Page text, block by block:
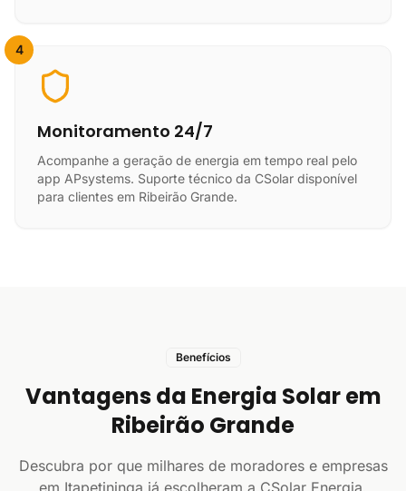
4
Monitoramento 24/7
Acompanhe a geração de energia em tempo real pelo
app APsystems. Suporte técnico da CSolar disponível
para clientes em Ribeirão Grande.
Benefícios
Vantagens da Energia Solar em
Ribeirão Grande
Descubra por que milhares de moradores e empresas
em Itapetininga já escolheram a CSolar Energia.